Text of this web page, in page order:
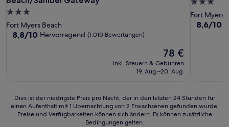
3.0-
Sterne-
Unterkunft
Fort Myers Beach
8.8
8,8/10 Hervorragend (1.010 Bewertungen)
Der
Preis
beträgt
78 €
inkl. Steuern & Gebühren
19. Aug.–20. Aug.
Sterne-
Fort Myers
8.6
8,6/10
Dies
ist
Dies ist der niedrigste Preis pro Nacht, der in den letzten 24 Stunden für
einen Aufenthalt mit 1 Übernachtung von 2 Erwachsenen gefunden wurde.
Preise und Verfügbarkeiten können sich ändern. Es können zusätzliche
Bedingungen gelten.